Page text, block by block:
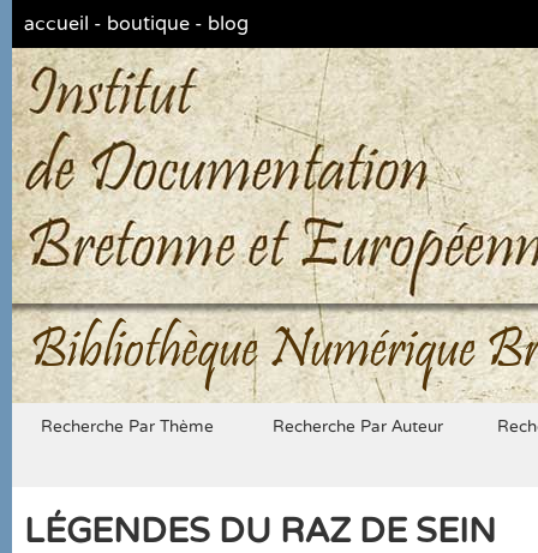
accueil - boutique - blog
Bibliothèque Numérique
Recherche Par Thème Recherche Par Auteur
LÉGENDES DU RAZ DE SEIN